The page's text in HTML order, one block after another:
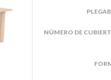
NÚMERO DE